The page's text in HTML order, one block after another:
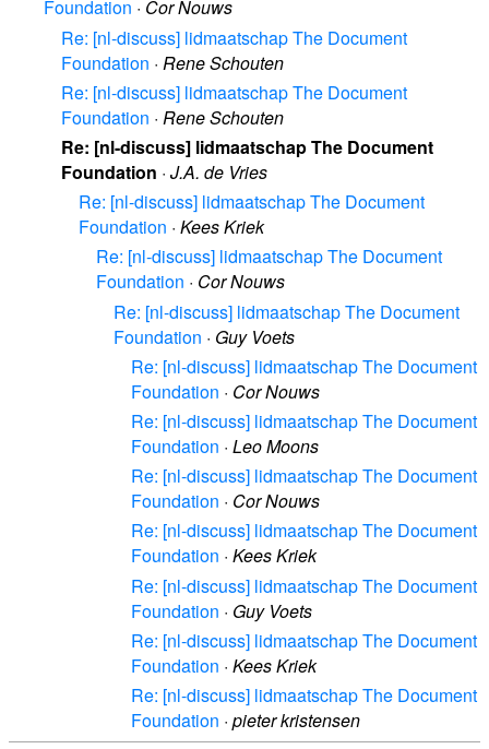
Foundation · Cor Nouws
Re: [nl-discuss] lidmaatschap The Document
Foundation · Rene Schouten
Re: [nl-discuss] lidmaatschap The Document
Foundation · Rene Schouten
Re: [nl-discuss] lidmaatschap The Document
Foundation · J.A. de Vries
Re: [nl-discuss] lidmaatschap The Document
Foundation · Kees Kriek
Re: [nl-discuss] lidmaatschap The Document
Foundation · Cor Nouws
Re: [nl-discuss] lidmaatschap The Document
Foundation · Guy Voets
Re: [nl-discuss] lidmaatschap The Document
Foundation · Cor Nouws
Re: [nl-discuss] lidmaatschap The Document
Foundation · Leo Moons
Re: [nl-discuss] lidmaatschap The Document
Foundation · Cor Nouws
Re: [nl-discuss] lidmaatschap The Document
Foundation · Kees Kriek
Re: [nl-discuss] lidmaatschap The Document
Foundation · Guy Voets
Re: [nl-discuss] lidmaatschap The Document
Foundation · Kees Kriek
Re: [nl-discuss] lidmaatschap The Document
Foundation · pieter kristensen